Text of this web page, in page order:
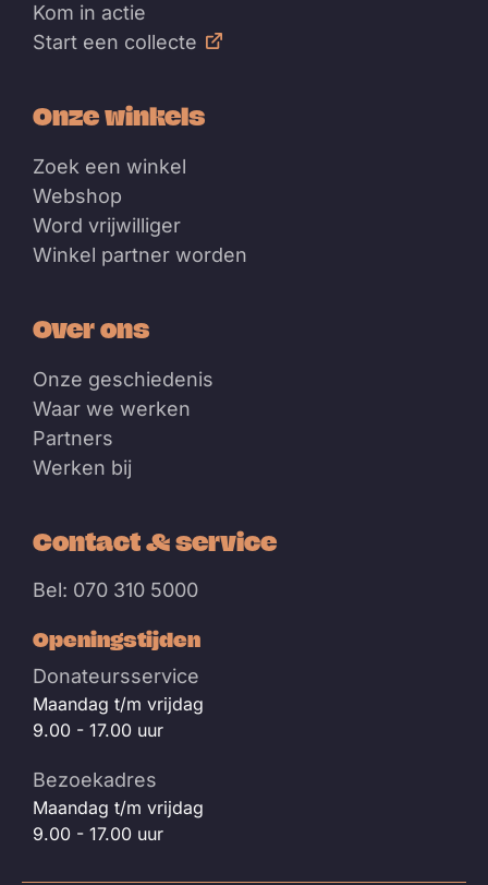
Kom in actie
Start een collecte
Onze winkels
Zoek een winkel
Webshop
Word vrijwilliger
Winkel partner worden
Over ons
Onze geschiedenis
Waar we werken
Partners
Werken bij
Contact & service
Bel: 070 310 5000
Openingstijden
Donateursservice
Maandag t/m vrijdag
9.00 - 17.00 uur
Bezoekadres
Maandag t/m vrijdag
9.00 - 17.00 uur